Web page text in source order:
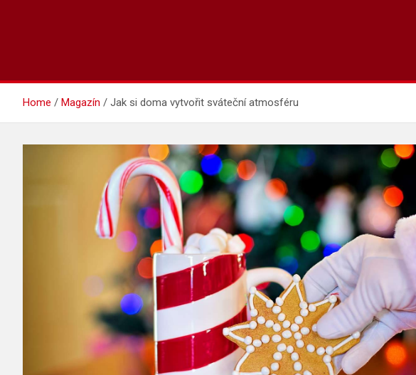
Home Magazín Jak si doma vytvořit sváteční atmosféru